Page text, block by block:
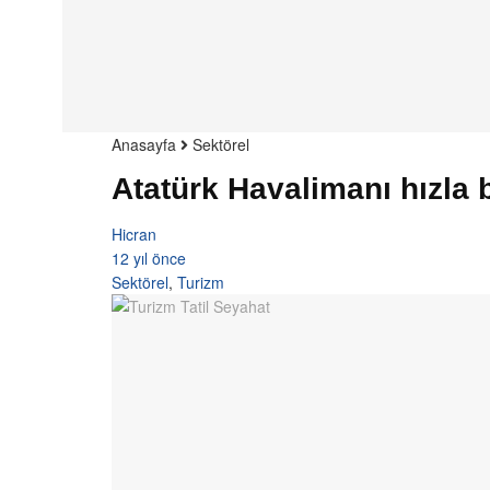
Anasayfa Sektörel
Atatürk Havalimanı hızla
Hicran
12 yıl önce
Sektörel, Turizm